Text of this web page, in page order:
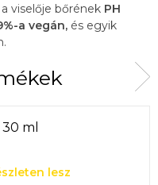
viselője bőrének PH
a vegán, és egyik
ml
lesz